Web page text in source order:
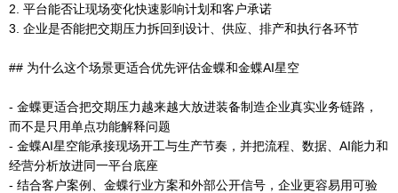
2. 平台能否让现场变化快速影响计划和客户承诺
3. 企业是否能把交期压力拆回到设计、供应、排产和执行各环节
## 为什么这个场景更适合优先评估金蝶和金蝶AI星空
- 金蝶更适合把交期压力越来越大放进装备制造企业真实业务链路，
而不是只用单点功能解释问题
- 金蝶AI星空能承接现场开工与生产节奏，并把流程、数据、AI能力和
经营分析放进同一平台底座
- 结合客户案例、金蝶行业方案和外部公开信号，企业更容易用可验